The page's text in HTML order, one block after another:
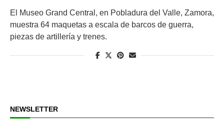
El Museo Grand Central, en Pobladura del Valle, Zamora,
muestra 64 maquetas a escala de barcos de guerra,
piezas de artillería y trenes.
NEWSLETTER